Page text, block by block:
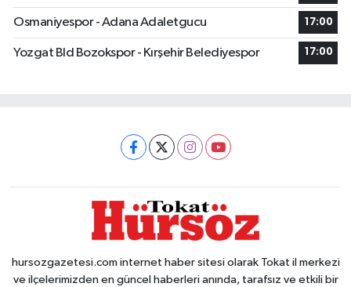
Osmaniyespor - Adana Adaletgucu 17:00
Yozgat Bld Bozokspor - Kırşehir Belediyespor 17:00
hursozgazetesi.com internet haber sitesi olarak Tokat il merkezi
ve ilçelerimizden en güncel haberleri anında, tarafsız ve etkili bir